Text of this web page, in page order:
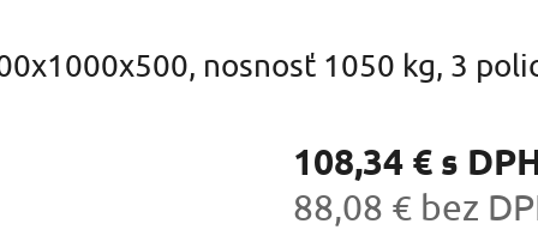
nosnosť 1050 kg, 3
108,34 € s
88,08 € bez